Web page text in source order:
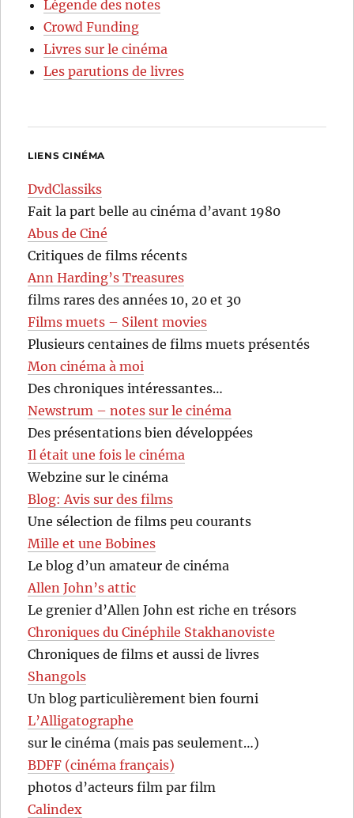
Légende des notes
Crowd Funding
Livres sur le cinéma
Les parutions de livres
LIENS CINÉMA
DvdClassiks
Fait la part belle au cinéma d’avant 1980
Abus de Ciné
Critiques de films récents
Ann Harding’s Treasures
films rares des années 10, 20 et 30
Films muets – Silent movies
Plusieurs centaines de films muets présentés
Mon cinéma à moi
Des chroniques intéressantes…
Newstrum – notes sur le cinéma
Des présentations bien développées
Il était une fois le cinéma
Webzine sur le cinéma
Blog: Avis sur des films
Une sélection de films peu courants
Mille et une Bobines
Le blog d’un amateur de cinéma
Allen John’s attic
Le grenier d’Allen John est riche en trésors
Chroniques du Cinéphile Stakhanoviste
Chroniques de films et aussi de livres
Shangols
Un blog particulièrement bien fourni
L’Alligatographe
sur le cinéma (mais pas seulement…)
BDFF (cinéma français)
photos d’acteurs film par film
Calindex